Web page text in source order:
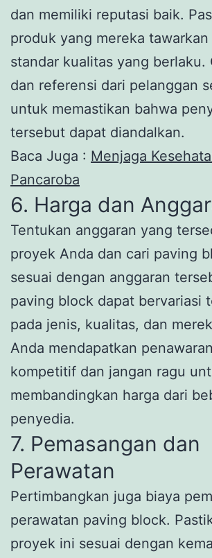
dan memiliki reputasi baik.
produk yang mereka
standar kualitas yang berlaku.
dan referensi dari pelanggan
untuk memastikan bahwa
tersebut dapat diandalkan.
Baca Juga : Menjaga
Pancaroba
6. Harga dan
Tentukan anggaran yang
proyek Anda dan cari paving
sesuai dengan anggaran
paving block dapat bervariasi
pada jenis, kualitas, dan
Anda mendapatkan
kompetitif dan jangan ragu
membandingkan harga dari
penyedia.
7. Pemasangan dan
Perawatan
Pertimbangkan juga biaya
perawatan paving block.
proyek ini sesuai dengan